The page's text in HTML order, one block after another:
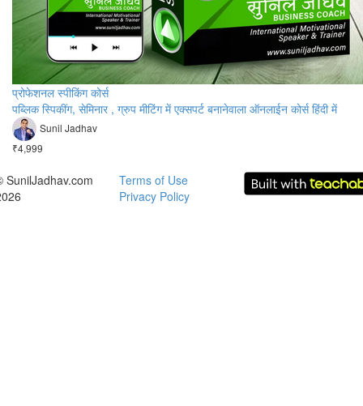
प्रोफेशनल स्पीकिंग कोर्स
पब्लिक स्पिकींग, सेमिनार , ग्रुप मीटिंग में एक्सपर्ट बनानेवाला ऑनलाईन कोर्स हिंदी में
Sunil Jadhav
₹4,999
SunilJadhav.com
Terms of Use
Privacy Policy